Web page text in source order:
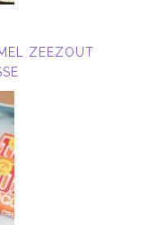
ZEEZOUT